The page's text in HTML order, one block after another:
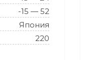
-15 — 52
Япония
220